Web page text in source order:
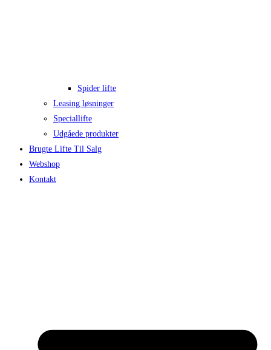
Spider lifte
Leasing løsninger
Speciallifte
Udgåede produkter
Brugte Lifte Til Salg
Webshop
Kontakt